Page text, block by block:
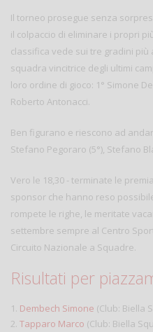
Il torneo prosegue senza
il colpaccio di eliminare i propri
classifica vede sui tre gradini
squadra vincitrice degli ultimi
loro ordine di gioco: 1° Simone
Roberto Antonacci.
Ben figurano e riescono ad
Stefano Pegoraro (5°), Stefano
Vero le 18,30 - terminate le
sponsor che hanno reso
rompete le righe, le meritate
settembre sempre al Centro
Circuito Nazionale a Squadre.
Risultati per
1. Dembech Simone (Club: Biella
2. Tapparo Marco (Club: Biella